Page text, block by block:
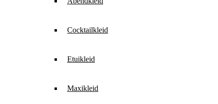
Cocktailkleid
Etuikleid
Maxikleid